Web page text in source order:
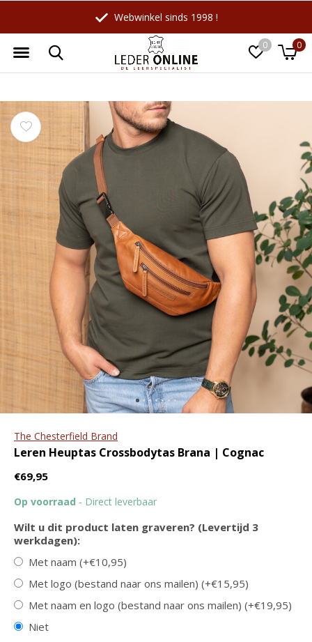
0 0
Webwinkel sinds 1998 !
Wellicht zijn deze producten ook
interessant voor je?
-27%
LeatherLeaf
Lederen schrijfmap A4 |
ritssluiting en tablet vak
€79,95
€109,95
Maverick
Leren Billfold
portemonnee The
Original RFID
€44,95 €49,95
GreenBurry
Leren schrijfmap A4 met
ritssluiting
€119,95
Burkely
Leren portemonnee
Billfold Low | in drie
The Chesterfield Brand
Leren Heuptas Crossbodytas Brana | Cognac
€69,95
Op voorraad - Direct leverbaar
Wilt u dit product laten graveren? (Levertijd 3
werkdagen):
Met naam (+€10,95)
Met logo (bestand naar ons mailen) (+€15,95)
Met naam en logo (bestand naar ons mailen) (+€19,95)
Niet